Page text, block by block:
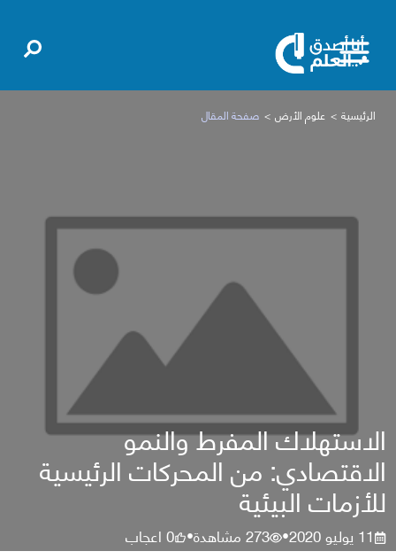
الرئيسية علوم الأرض صفحة المقال
الاستهلاك المفرط والنمو
الاقتصادي: من المحركات الرئيسية
للأزمات البيئية
11 يوليو 2020 •
273مشاهدة•
0اعجاب